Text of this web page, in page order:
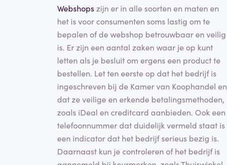
Webshopszijn er in alle soorten en maten en
het is voor consumenten soms lastig om te
bepalen of de webshop betrouwbaar en veilig
is. Er zijn een aantal zaken waar je op kunt
letten als je besluit om ergens een product te
bestellen. Let ten eerste op dat het bedrijf is
ingeschreven bij de Kamer van Koophandel en
dat ze veilige en erkende betalingsmethoden,
zoals iDeal en creditcard aanbieden. Ook een
telefoonnummer dat duidelijk vermeld staat is
een indicator dat het bedrijf serieus bezig is.
Daarnaast kun je controleren of het bedrijf is